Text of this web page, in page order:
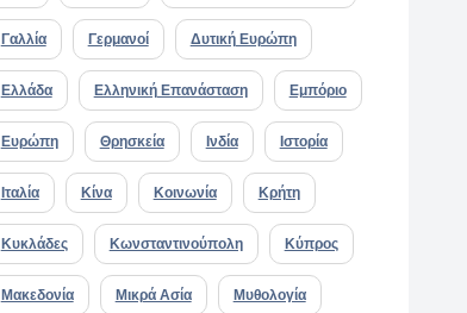
Γαλλία Γερμανοί Δυτική Ευρώπη
Ελλάδα Ελληνική Επανάσταση Εμπόριο
Ευρώπη Θρησκεία Ινδία Ιστορία
Ιταλία Κίνα Κοινωνία Κρήτη
Κυκλάδες Κωνσταντινούπολη Κύπρος
Μακεδονία Μικρά Ασία Μυθολογία